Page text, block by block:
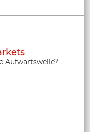
Aufwärtswelle?